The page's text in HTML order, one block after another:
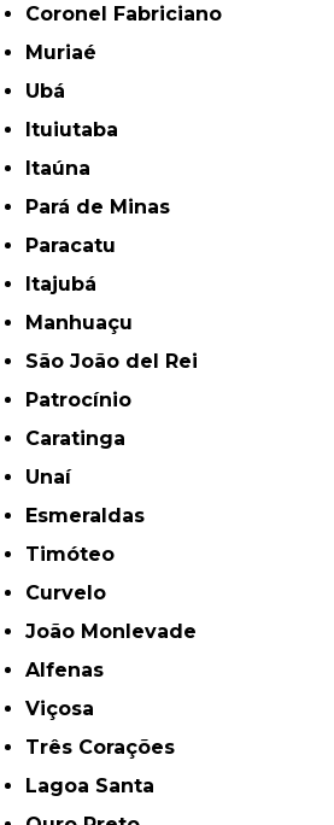
Coronel Fabriciano
Muriaé
Ubá
Ituiutaba
Itaúna
Pará de Minas
Paracatu
Itajubá
Manhuaçu
São João del Rei
Patrocínio
Caratinga
Unaí
Esmeraldas
Timóteo
Curvelo
João Monlevade
Alfenas
Viçosa
Três Corações
Lagoa Santa